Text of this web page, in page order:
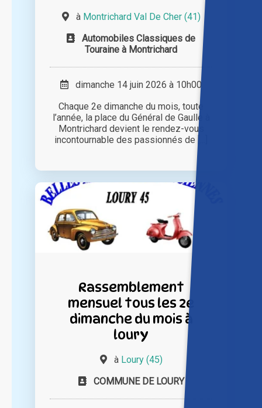
à Montrichard Val De Cher (41)
Automobiles Classiques de
Touraine à Montrichard
dimanche 14 juin 2026 à 10h00
Chaque 2e dimanche du mois, toute
l’année, la place du Général de Gaulle à
Montrichard devient le rendez-vous
incontournable des passionnés de [...]
Rassemblement
mensuel tous les 2e
dimanche du mois à
loury
à Loury (45)
COMMUNE DE LOURY